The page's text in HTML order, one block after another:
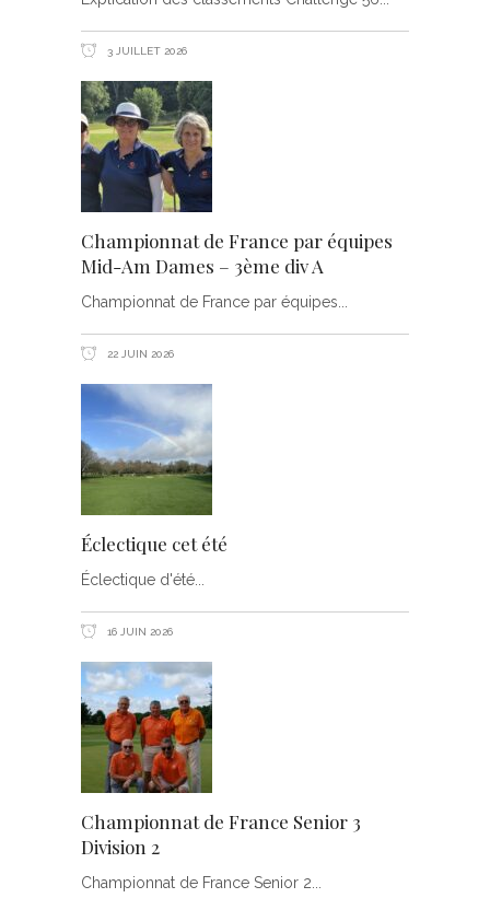
3 JUILLET 2026
Championnat de France par équipes
Mid-Am Dames – 3ème div A
Championnat de France par équipes
22 JUIN 2026
Éclectique cet été
Éclectique d'été
16 JUIN 2026
Championnat de France Senior 3
Division 2
Championnat de France Senior 2